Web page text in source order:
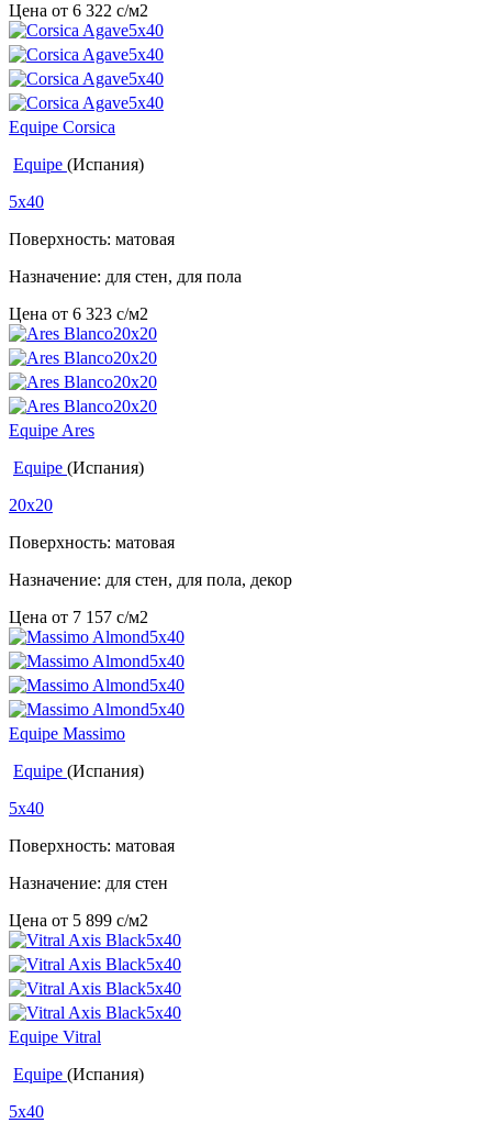
Цена от 6 322 c/м2
Equipe Corsica
Equipe (Испания)
5x40
Поверхность: матовая
Назначение: для стен, для пола
Цена от 6 323 c/м2
Equipe Ares
Equipe (Испания)
20x20
Поверхность: матовая
Назначение: для стен, для пола, декор
Цена от 7 157 c/м2
Equipe Massimo
Equipe (Испания)
5x40
Поверхность: матовая
Назначение: для стен
Цена от 5 899 c/м2
Equipe Vitral
Equipe (Испания)
5x40